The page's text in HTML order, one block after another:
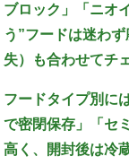
ブロック」「ニオ
う”フードは迷わ
失）も合わせてチ
フードタイプ別に
で密閉保存」「セ
高く、開封後は冷